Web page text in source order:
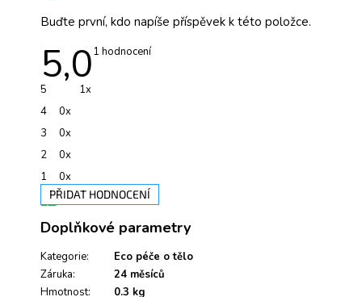
Buďte první, kdo napíše příspěvek k této položce.
5,0Průměrné
1 hodnocení
5
1x
4
0x
3
0x
2
0x
1
0x
PŘIDAT HODNOCENÍ
ý
i
s
h
Doplňkové parametry
Kategorie:
Eco péče o tělo
Záruka:
24 měsíců
Hmotnost: 0.3 kg